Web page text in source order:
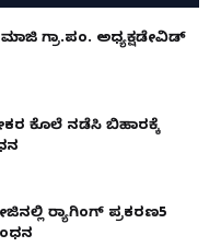
ಮಾಜಿ ಗ್ರಾ.ಪಂ. ಅಧ್ಯಕ್ಷಡೇವಿಡ್
ಕೊಲೆ ನಡೆಸಿ ಬಿಹಾರಕ್ಕೆ
ರ‌್ಯಾಗಿಂಗ್ ಪ್ರಕರಣ5